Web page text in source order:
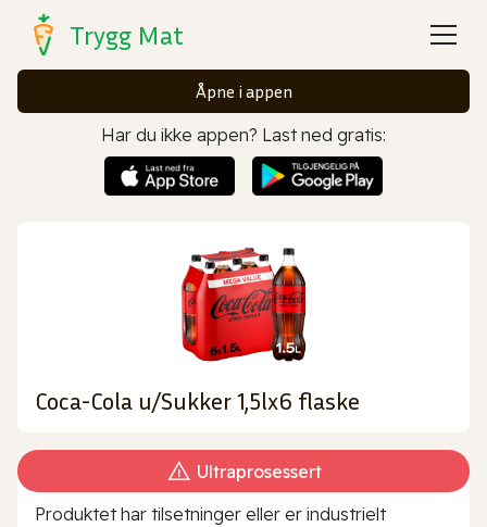
Trygg Mat
Åpne i appen
Har du ikke appen? Last ned gratis:
Coca-Cola u/Sukker 1,5lx6 flaske
Ultraprosessert
Produktet har tilsetninger eller er industrielt